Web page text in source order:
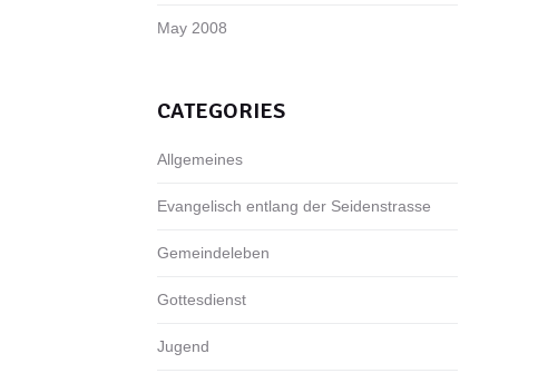
May 2008
CATEGORIES
Allgemeines
Evangelisch entlang der Seidenstrasse
Gemeindeleben
Gottesdienst
Jugend